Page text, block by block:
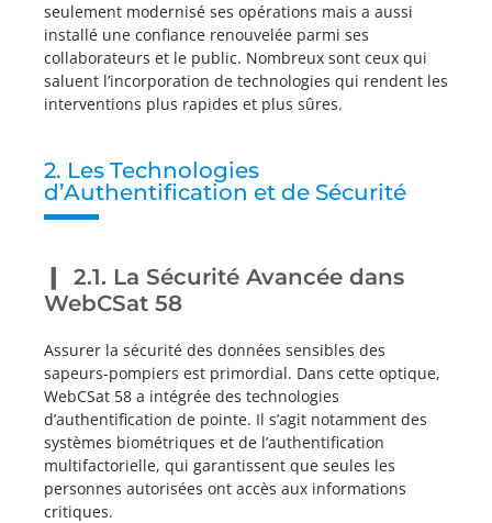
seulement modernisé ses opérations mais a aussi
installé une confiance renouvelée parmi ses
collaborateurs et le public. Nombreux sont ceux qui
saluent l’incorporation de technologies qui rendent les
interventions plus rapides et plus sûres.
2. Les Technologies
d’Authentification et de Sécurité
2.1. La Sécurité Avancée dans
WebCSat 58
Assurer la sécurité des données sensibles des
sapeurs-pompiers est primordial. Dans cette optique,
WebCSat 58 a intégrée des technologies
d’authentification de pointe. Il s’agit notamment des
systèmes biométriques et de l’authentification
multifactorielle, qui garantissent que seules les
personnes autorisées ont accès aux informations
critiques.